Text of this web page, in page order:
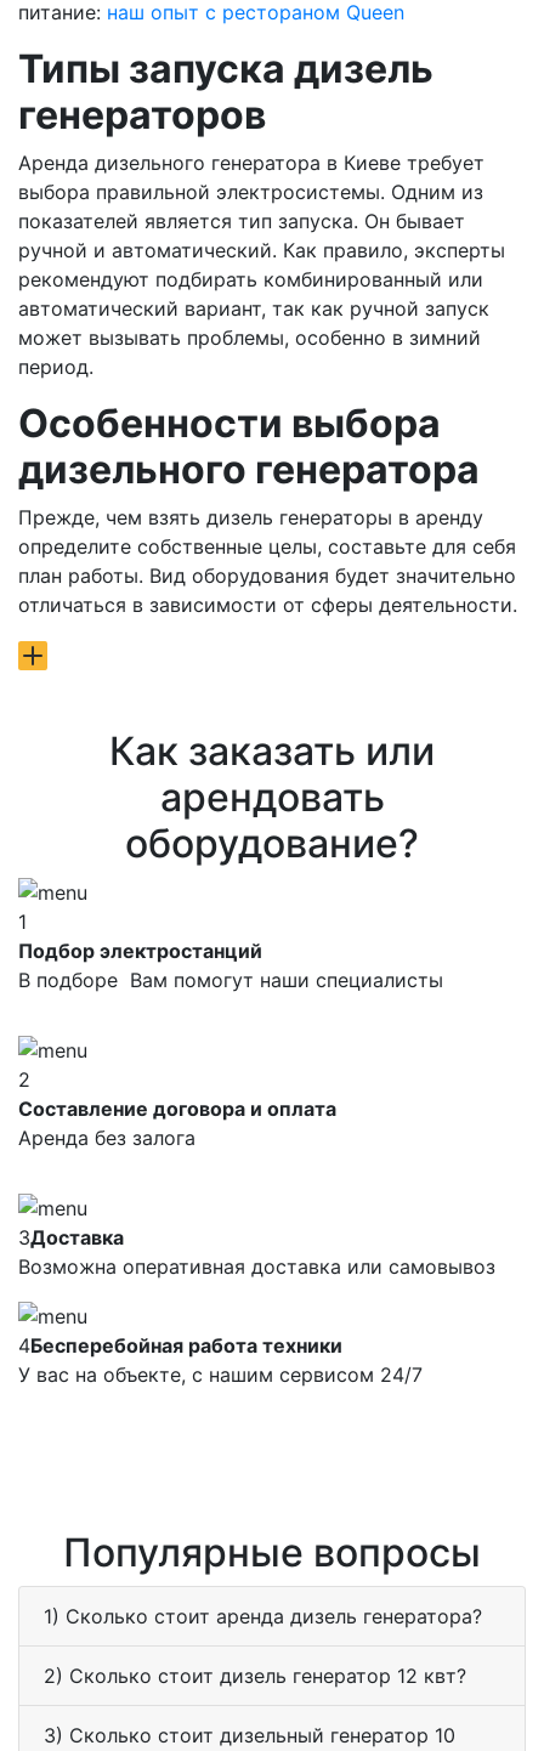
питание: наш опыт с рестораном Queen
Типы запуска дизель
генераторов
Аренда дизельного генератора в Киеве требует
выбора правильной электросистемы. Одним из
показателей является тип запуска. Он бывает
ручной и автоматический. Как правило, эксперты
рекомендуют подбирать комбинированный или
автоматический вариант, так как ручной запуск
может вызывать проблемы, особенно в зимний
период.
Особенности выбора
дизельного генератора
Прежде, чем взять дизель генераторы в аренду
определите собственные целы, составьте для себя
план работы. Вид оборудования будет значительно
отличаться в зависимости от сферы деятельности.
Как заказать или
арендовать
оборудование?
1
Подбор электростанций
В подборе Вам помогут наши специалисты
2
Составление договора и оплата
Аренда без залога
3Доставка
Возможна оперативная доставка или самовывоз
4Бесперебойная работа техники
У вас на объекте, с нашим сервисом 24/7
Популярные вопросы
1) Сколько стоит аренда дизель генератора?
2) Сколько стоит дизель генератор 12 квт?
3) Сколько стоит дизельный генератор 10